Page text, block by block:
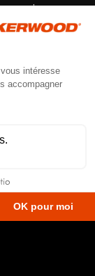
un matériel
la newsletter
:Ekypia